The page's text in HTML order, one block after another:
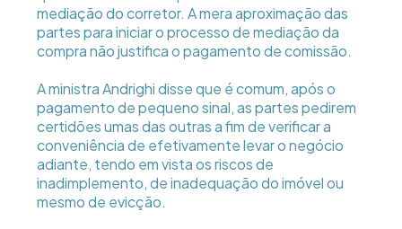
mediação do corretor. A mera aproximação das
partes para iniciar o processo de mediação da
compra não justifica o pagamento de comissão.
A ministra Andrighi disse que é comum, após o
pagamento de pequeno sinal, as partes pedirem
certidões umas das outras a fim de verificar a
conveniência de efetivamente levar o negócio
adiante, tendo em vista os riscos de
inadimplemento, de inadequação do imóvel ou
mesmo de evicção.